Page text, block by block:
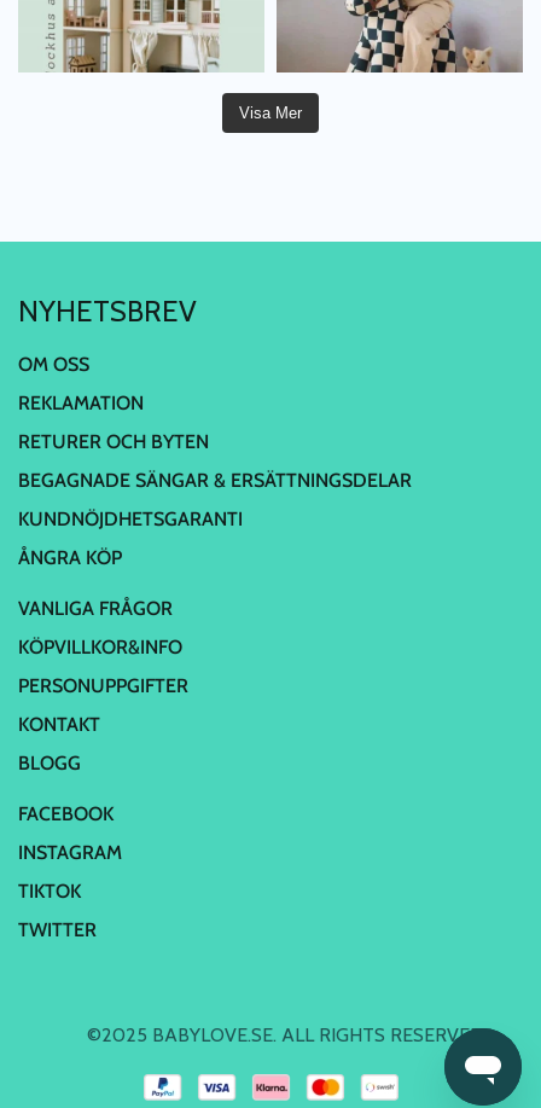
Visa Mer
NYHETSBREV
OM OSS
REKLAMATION
RETURER OCH BYTEN
BEGAGNADE SÄNGAR & ERSÄTTNINGSDELAR
KUNDNÖJDHETSGARANTI
ÅNGRA KÖP
VANLIGA FRÅGOR
KÖPVILLKOR&INFO
PERSONUPPGIFTER
KONTAKT
BLOGG
FACEBOOK
INSTAGRAM
TIKTOK
TWITTER
©2025 BABYLOVE.SE. ALL RIGHTS RESERVED